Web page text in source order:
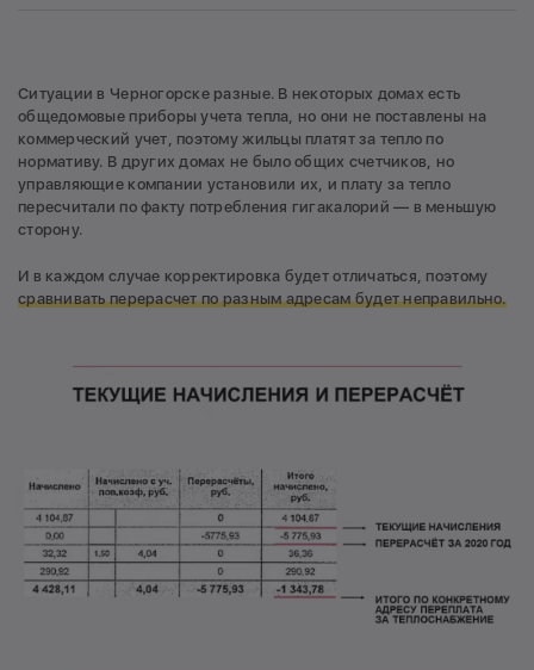
Ситуации в Черногорске разные. В некоторых домах есть
общедомовые приборы учета тепла, но они не поставлены на
коммерческий учет, поэтому жильцы платят за тепло по
нормативу. В других домах не было общих счетчиков, но
управляющие компании установили их, и плату за тепло
пересчитали по факту потребления гигакалорий — в меньшую
сторону.
И в каждом случае корректировка будет отличаться, поэтому
сравнивать перерасчет по разным адресам будет неправильно.